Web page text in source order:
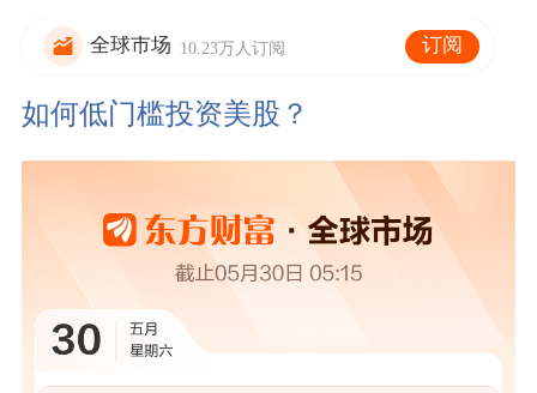
全球市场 10.23万人订阅 订阅
如何低门槛投资美股？